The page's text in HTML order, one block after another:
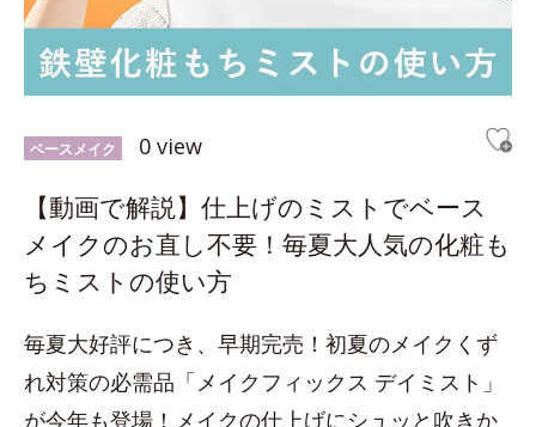
ベースメイク 0 view
【動画で解説】仕上げのミストでベース
メイクのお直し不要！毎夏大人気の化粧も
ちミストの使い方
毎夏大好評につき、早期完売！初夏のメイクくず
れ対策の必需品「メイクフィックス デイミスト」
が今年も登場！メイクの仕上げにシュッと吹きか